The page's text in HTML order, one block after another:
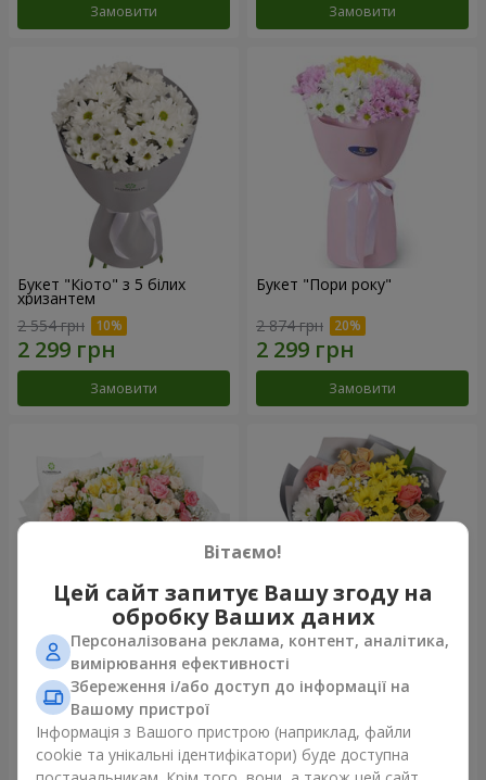
Замовити Замовити
Букет "Кіото" з 5 білих
хризантем
2 554 грн
Замовити
Букет "Пори року"
2 874 грн
Замовити
Букет "Хрещатик"
13 570 грн
Замовити
Букет "Ми та літо"
Замовити
Вітаємо!
Цей сайт запитує Вашу згоду на
обробку Ваших даних
Персоналізована реклама, контент, аналітика,
вимірювання ефективності
Збереження і/або доступ до інформації на
Вашому пристрої
Інформація з Вашого пристрою (наприклад, файли
cookie та унікальні ідентифікатори) буде доступна